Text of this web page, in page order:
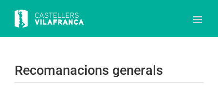
content
Recomanacions generals